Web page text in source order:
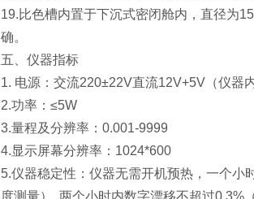
19.比色槽内置于下沉式密闭舱内，直径为
确。
五、仪器指标
1. 电源：交流220±22V直流12V+5V（仪器
2.功率：≤5W
3.量程及分辨率：0.001-9999
4.显示屏幕分辨率：1024*600
5.仪器稳定性：仪器无需开机预热，一个小
度测量） ,两个小时内数字漂移不超过0.3%